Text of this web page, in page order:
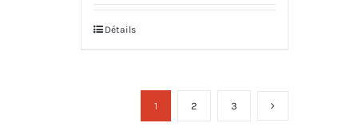
Détails
1 2 3